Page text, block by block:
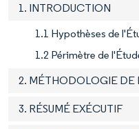
1. INTRODUCTION
1.1 Hypothèses de
1.2 Périmètre de
2. MÉTHODOLOGIE DE
3. RÉSUMÉ EXÉCUTIF